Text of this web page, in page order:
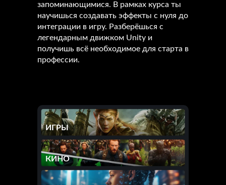
запоминающимися. В рамках курса ты
научишься создавать эффекты с нуля до
интеграции в игру. Разберёшься с
легендарным движком Unity и
получишь всё необходимое для старта в
профессии.
ИГРЫ
КИНО